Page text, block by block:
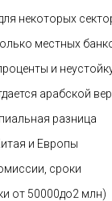
некоторых
местных
и
арабской
разница
и Европы
сроки
от 50000до2 млн)